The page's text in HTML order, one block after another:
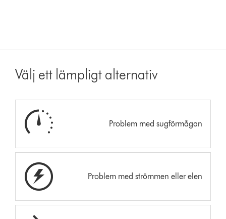
Välj ett lämpligt alternativ
Problem med sugförmågan
Problem med strömmen eller elen